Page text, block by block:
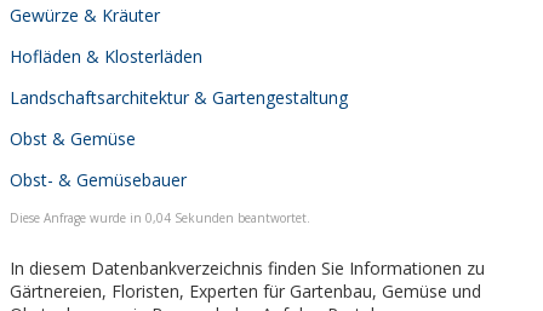
Gewürze & Kräuter
Hofläden & Klosterläden
Landschaftsarchitektur & Gartengestaltung
Obst & Gemüse
Obst- & Gemüsebauer
Diese Anfrage wurde in 0,04 Sekunden beantwortet.
In diesem Datenbankverzeichnis finden Sie Informationen zu
Gärtnereien, Floristen, Experten für Gartenbau, Gemüse und